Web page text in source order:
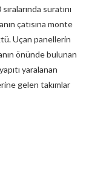
suratını
çatısına monte
Uçan panellerin
önünde bulunan
yaralanan
gelen takımlar